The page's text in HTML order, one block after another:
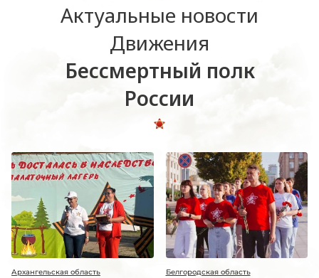
Актуальные новости
Движения
Бессмертный полк
России
Архангельская область Белгородская область